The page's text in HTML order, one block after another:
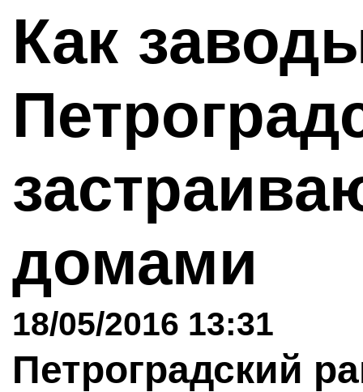
Как
домами
18/05/2016 13:31
Петроградский